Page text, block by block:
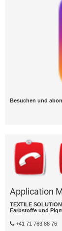
Besuchen und
Application
TEXTILE
Farbstoffe und
+41 71 763 88 76